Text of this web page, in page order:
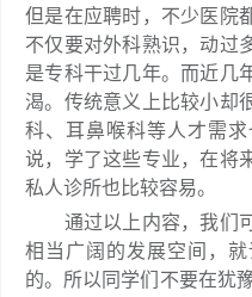
但是在应聘时，不少医院
不仅要对外科熟识，动过
是专科干过几年。而近几
渴。传统意义上比较小却
科、耳鼻喉科等人才需
说，学了这些专业，在将
私人诊所也比较容易。
通过以上内容，我们可
相当广阔的发展空间，
的。所以同学们不要在犹